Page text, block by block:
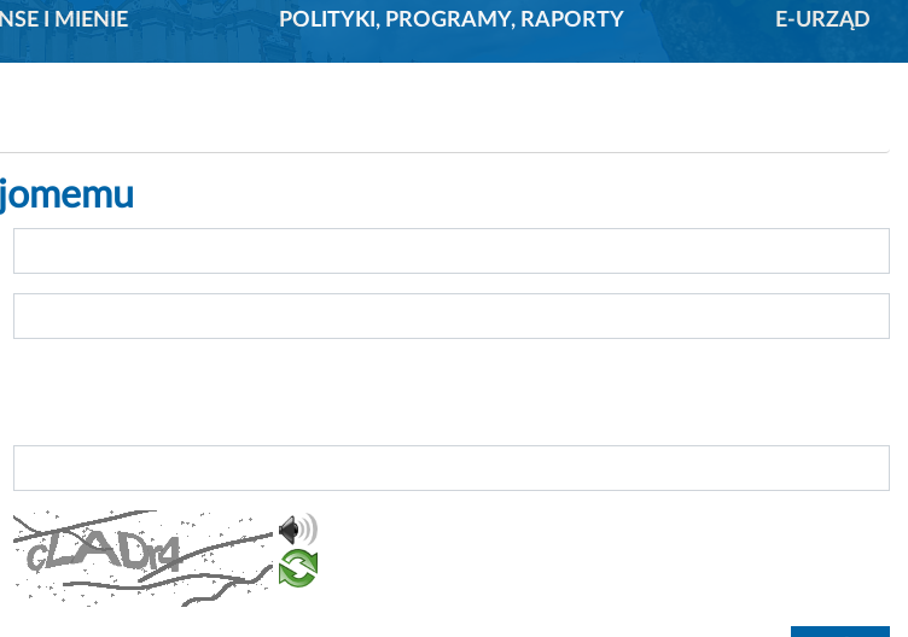
I MIENIE POLITYKI, PROGRAMY, RAPORTY E-URZĄD